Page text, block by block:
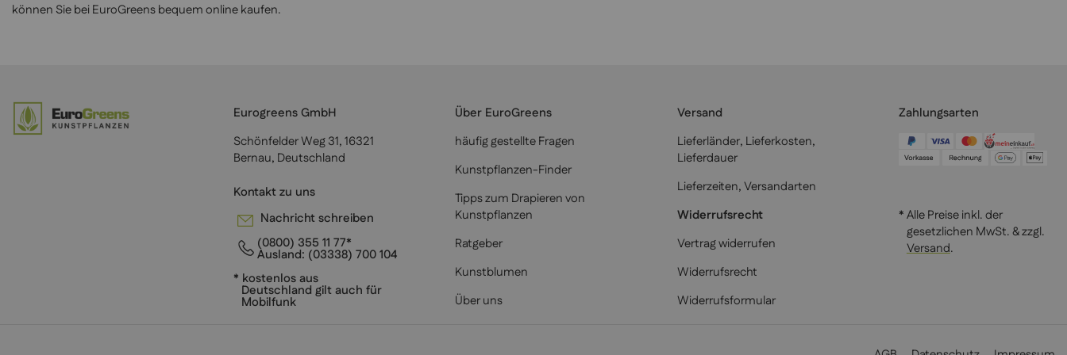
können Sie bei EuroGreens bequem online kaufen.
Eurogreens GmbH
Schönfelder Weg 31, 16321
Bernau, Deutschland
Kontakt zu uns
Nachricht schreiben
(0800) 355 11 77*
Ausland: (03338) 700 104
* kostenlos aus
Deutschland gilt auch für
Mobilfunk
Über EuroGreens
häufig gestellte Fragen
Kunstpflanzen-Finder
Tipps zum Drapieren von
Kunstpflanzen
Ratgeber
Kunstblumen
Über uns
Versand
Lieferländer, Lieferkosten,
Lieferdauer
Lieferzeiten, Versandarten
Widerrufsrecht
Vertrag widerrufen
Widerrufsrecht
Widerrufsformular
Zahlungsarten
* Alle Preise inkl. der
gesetzlichen MwSt. & zzgl.
Versand.